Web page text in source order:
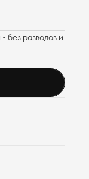
без разводов и